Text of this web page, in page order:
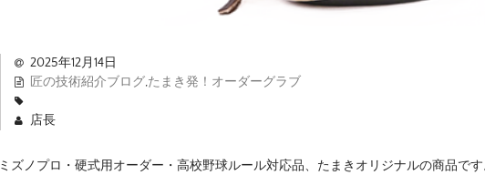
2025年12月14日
匠の技術紹介ブログ,たまき発！オーダーグラブ
店長
ミズノプロ・硬式用オーダー・高校野球ルール対応品、たまきオリジナルの商品で